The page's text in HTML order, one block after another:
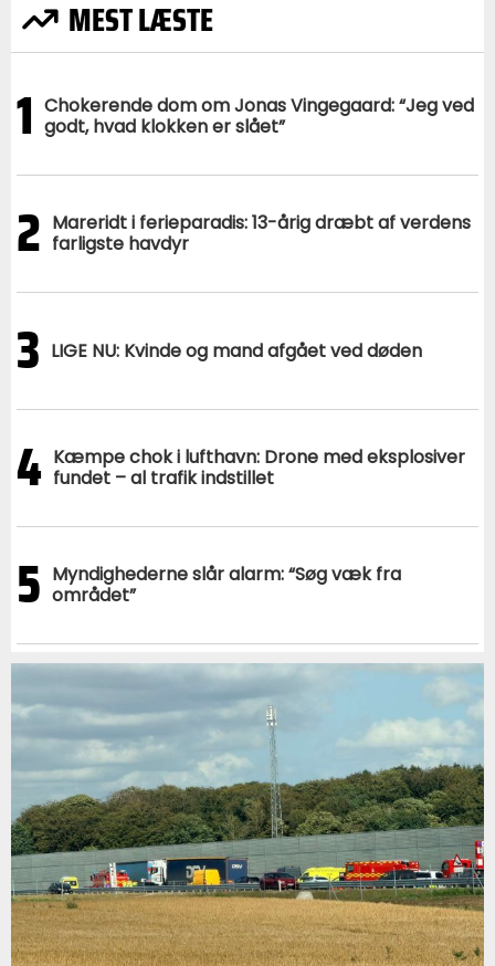
MEST LÆSTE
1 Chokerende dom om Jonas Vingegaard: “Jeg ved
godt, hvad klokken er slået”
2 Mareridt i ferieparadis: 13-årig dræbt af verdens
farligste havdyr
3 LIGE NU: Kvinde og mand afgået ved døden
4 Kæmpe chok i lufthavn: Drone med eksplosiver
fundet – al trafik indstillet
5 Myndighederne slår alarm: “Søg væk fra
området”